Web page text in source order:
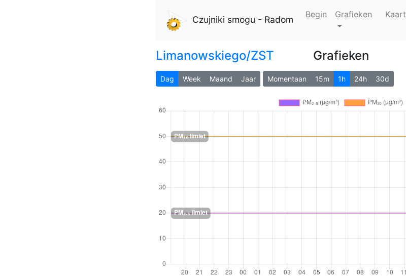
Czujniki smogu - Radom Begin Grafieken Kaart
Limanowskiego/ZST Grafieken
Dag Week Maand Jaar Momentaan 15m 1h 24h 30d